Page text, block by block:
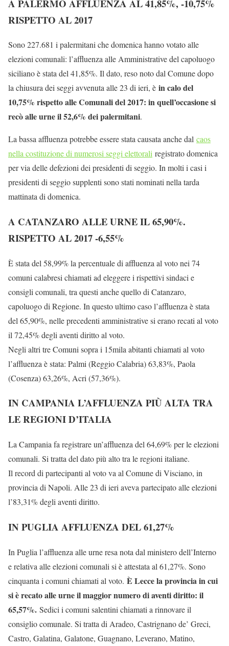
A PALERMO AFFLUENZA AL 41,85%, -10,75%
RISPETTO AL 2017
Sono 227.681 i palermitani che domenica hanno votato alle
elezioni comunali: l’affluenza alle Amministrative del capoluogo
siciliano è stata del 41,85%. Il dato, reso noto dal Comune dopo
la chiusura dei seggi avvenuta alle 23 di ieri, è in calo del
10,75% rispetto alle Comunali del 2017: in quell’occasione si
recò alle urne il 52,6% dei palermitani.
La bassa affluenza potrebbe essere stata causata anche dal caos
nella costituzione di numerosi seggi elettorali registrato domenica
per via delle defezioni dei presidenti di seggio. In molti i casi i
presidenti di seggio supplenti sono stati nominati nella tarda
mattinata di domenica.
A CATANZARO ALLE URNE IL 65,90%.
RISPETTO AL 2017 -6,55%
È stata del 58,99% la percentuale di affluenza al voto nei 74
comuni calabresi chiamati ad eleggere i rispettivi sindaci e
consigli comunali, tra questi anche quello di Catanzaro,
capoluogo di Regione. In questo ultimo caso l’affluenza è stata
del 65,90%, nelle precedenti amministrative si erano recati al voto
il 72,45% degli aventi diritto al voto.
Negli altri tre Comuni sopra i 15mila abitanti chiamati al voto
l’affluenza è stata: Palmi (Reggio Calabria) 63,83%, Paola
(Cosenza) 63,26%, Acri (57,36%).
IN CAMPANIA L’AFFLUENZA PIÙ ALTA TRA
LE REGIONI D’ITALIA
La Campania fa registrare un’affluenza del 64,69% per le elezioni
comunali. Si tratta del dato più alto tra le regioni italiane.
Il record di partecipanti al voto va al Comune di Visciano, in
provincia di Napoli. Alle 23 di ieri aveva partecipato alle elezioni
l’83,31% degli aventi diritto.
IN PUGLIA AFFLUENZA DEL 61,27%
In Puglia l’affluenza alle urne resa nota dal ministero dell’Interno
e relativa alle elezioni comunali si è attestata al 61,27%. Sono
cinquanta i comuni chiamati al voto. È Lecce la provincia in cui
si è recato alle urne il maggior numero di aventi diritto: il
65,57%. Sedici i comuni salentini chiamati a rinnovare il
consiglio comunale. Si tratta di Aradeo, Castrignano de’ Greci,
Castro, Galatina, Galatone, Guagnano, Leverano, Matino,